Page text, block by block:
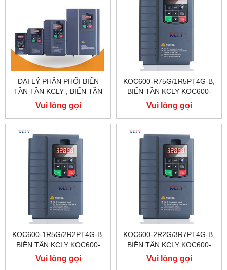
ĐẠI LÝ PHÂN PHỐI BIẾN
TẦN TẦN KCLY , BIẾN TẦN
KCLY KOC600 , BIẾN TẦN
KCLY KOC100
Vui lòng gọi
KOC600-R75G/1R5PT4G-B,
BIẾN TẦN KCLY KOC600-
R75G/1R5PT4G-B
Vui lòng gọi
KOC600-1R5G/2R2PT4G-B,
BIẾN TẦN KCLY KOC600-
1R5G/2R2PT4G-B
Vui lòng gọi
KOC600-2R2G/3R7PT4G-B,
BIẾN TẦN KCLY KOC600-
2R2G/3R7PT4G-B
Vui lòng gọi